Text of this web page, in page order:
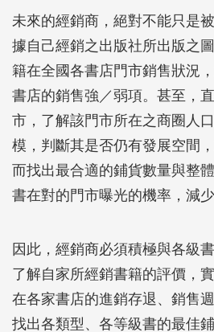
未來的經銷商，絕對不能只是
據自己經銷之出版社所出版之
籍在全國各書店門市銷售狀況
書店的銷售強／弱項。甚至，
市，了解該門市所在之商圈人
模，判斷其是否仍有發展空間
而找出最合適的鋪貨數量與整
書在對的門市曝光的機率，減少
因此，經銷商必須積極與各級
了解自家所經銷書籍的評價，
在各家書店的進銷存退、銷售
找出各類型、各等級書的最佳